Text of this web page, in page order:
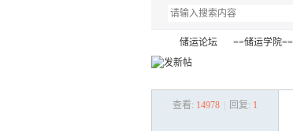
储运论坛
›
==储运学院==
查看: 14978 回复: 1